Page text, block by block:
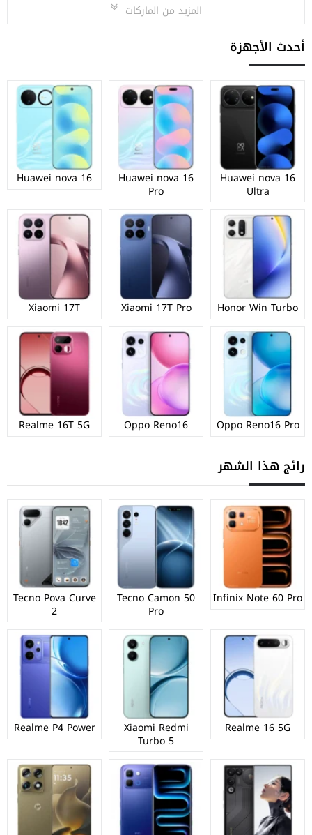
المزيد من الماركات
أحدث الأجهزة
Huawei nova 16
Ultra
Huawei nova 16
Pro
Huawei nova 16
Honor Win Turbo
Xiaomi 17T Pro
Xiaomi 17T
Oppo Reno16 Pro
Oppo Reno16
Realme 16T 5G
رائج هذا الشهر
Infinix Note 60 Pro
Tecno Camon 50
Pro
Tecno Pova Curve
2
Realme 16 5G
Xiaomi Redmi
Turbo 5
Realme P4 Power